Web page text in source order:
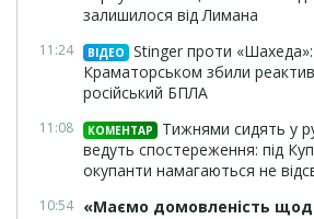
залишилося від Лимана
11:24 ВІДЕО
Stinger проти «Шахеда»:
Краматорськом збили
російський БПЛА
11:08 КОМЕНТАР
Тижнями сидять у
ведуть спостереження: під
окупанти намагаються не
10:54 «Маємо домовленість